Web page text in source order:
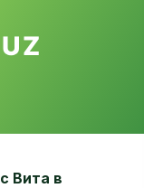
Вита в